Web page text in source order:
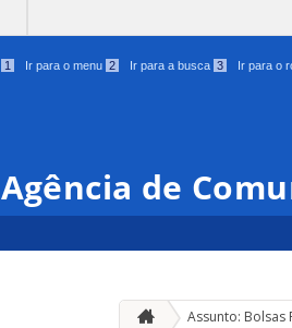
1 Ir para o menu 2 Ir para a busca 3 Ir para o
Agência de
Assunto: Bolsas